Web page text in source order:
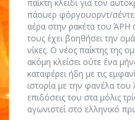
παίκτη κλειδί για τον
πάουερ φόργουορντ/
αέρα στην ρακέτα του ΆΡΗ
τους έχει βοηθήσει την
νίκες. Ο νέος παίκτης της
ακόμη κλείσει ούτε ένα
καταφέρει ήδη με τις
ιστορία με την φανέλα
επιδόσεις του στα μόλις
αγωνιστεί στο ελληνικό